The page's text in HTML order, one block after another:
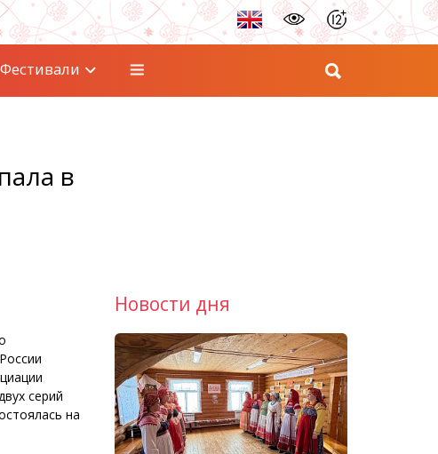
Фестивали
в
серий
на
Новости дня